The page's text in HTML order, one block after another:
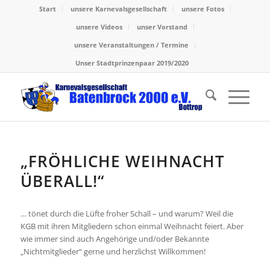
Start unsere Karnevalsgesellschaft
unsere Fotos
unsere Videos
unser Vorstand
unsere Veranstaltungen / Termine
Unser Stadtprinzenpaar 2019/2020
„FRÖHLICHE WEIHNACHT
ÜBERALL!“
… tönet durch die Lüfte froher Schall – und warum? Weil die
KGB mit ihren Mitgliedern schon einmal Weihnacht feiert. Aber
wie immer sind auch Angehörige und/oder Bekannte
„Nichtmitglieder“ gerne und herzlichst Willkommen!